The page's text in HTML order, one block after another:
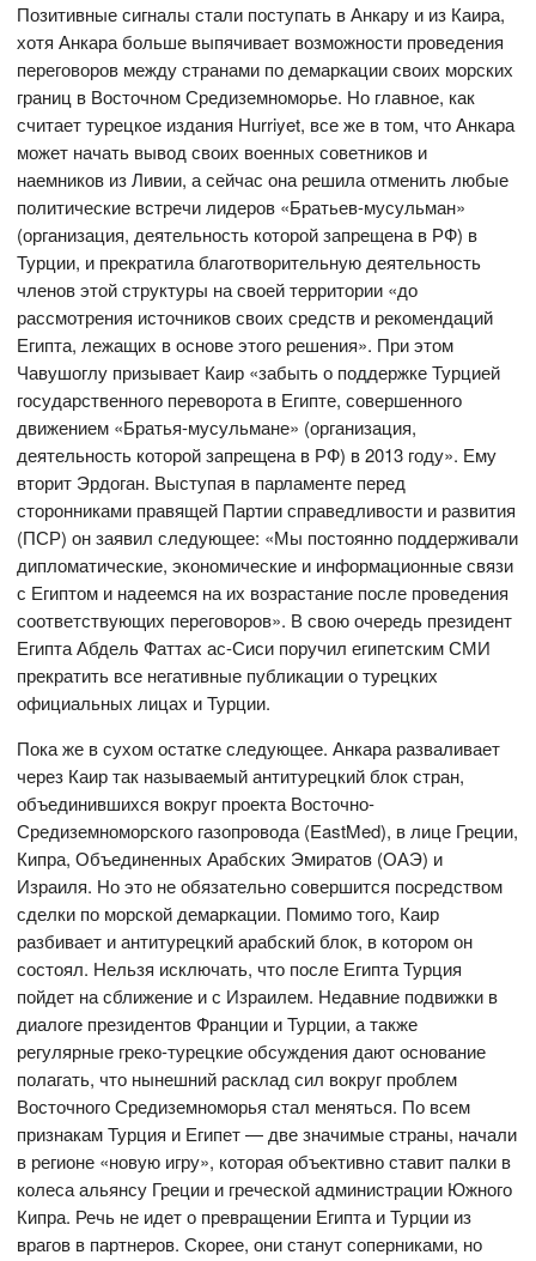
Позитивные сигналы стали поступать в Анкару и из Каира,
хотя Анкара больше выпячивает возможности проведения
переговоров между странами по демаркации своих морских
границ в Восточном Средиземноморье. Но главное, как
считает турецкое издания Hurriyet, все же в том, что Анкара
может начать вывод своих военных советников и
наемников из Ливии, а сейчас она решила отменить любые
политические встречи лидеров «Братьев-мусульман»
(организация, деятельность которой запрещена в РФ) в
Турции, и прекратила благотворительную деятельность
членов этой структуры на своей территории «до
рассмотрения источников своих средств и рекомендаций
Египта, лежащих в основе этого решения». При этом
Чавушоглу призывает Каир «забыть о поддержке Турцией
государственного переворота в Египте, совершенного
движением «Братья-мусульмане» (организация,
деятельность которой запрещена в РФ) в 2013 году». Ему
вторит Эрдоган. Выступая в парламенте перед
сторонниками правящей Партии справедливости и развития
(ПСР) он заявил следующее: «Мы постоянно поддерживали
дипломатические, экономические и информационные связи
с Египтом и надеемся на их возрастание после проведения
соответствующих переговоров». В свою очередь президент
Египта Абдель Фаттах ас-Сиси поручил египетским СМИ
прекратить все негативные публикации о турецких
официальных лицах и Турции.
Пока же в сухом остатке следующее. Анкара разваливает
через Каир так называемый антитурецкий блок стран,
объединившихся вокруг проекта Восточно-
Средиземноморского газопровода (EastMed), в лице Греции,
Кипра, Объединенных Арабских Эмиратов (ОАЭ) и
Израиля. Но это не обязательно совершится посредством
сделки по морской демаркации. Помимо того, Каир
разбивает и антитурецкий арабский блок, в котором он
состоял. Нельзя исключать, что после Египта Турция
пойдет на сближение и с Израилем. Недавние подвижки в
диалоге президентов Франции и Турции, а также
регулярные греко-турецкие обсуждения дают основание
полагать, что нынешний расклад сил вокруг проблем
Восточного Средиземноморья стал меняться. По всем
признакам Турция и Египет — две значимые страны, начали
в регионе «новую игру», которая объективно ставит палки в
колеса альянсу Греции и греческой администрации Южного
Кипра. Речь не идет о превращении Египта и Турции из
врагов в партнеров. Скорее, они станут соперниками, но